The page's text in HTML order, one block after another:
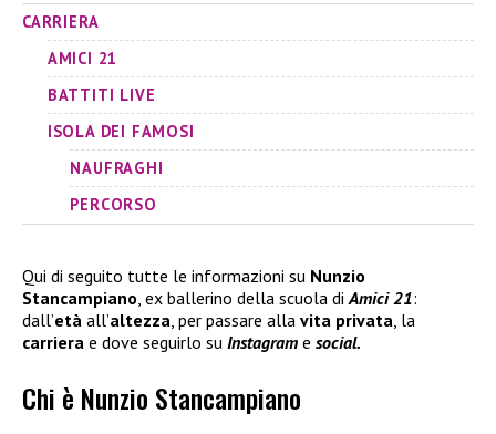
CARRIERA
AMICI 21
BATTITI LIVE
ISOLA DEI FAMOSI
NAUFRAGHI
PERCORSO
Qui di seguito tutte le informazioni su Nunzio
Stancampiano , ex ballerino della scuola di Amici 21:
dall’età all’altezza , per passare alla vita privata , la
carriera e dove seguirlo su Instagram e social.
Chi è Nunzio Stancampiano